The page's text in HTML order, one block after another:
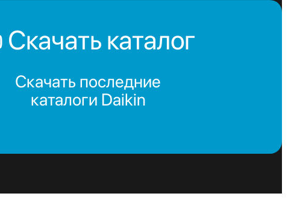
Скачать каталог
Скачать последние
каталоги Daikin